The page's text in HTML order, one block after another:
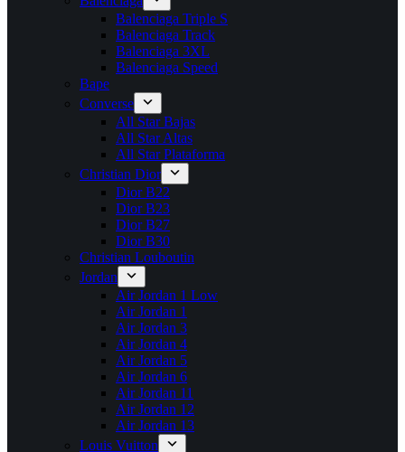
Balenciaga Triple S
Balenciaga Track
Balenciaga 3XL
Balenciaga Speed
Bape
Converse
All Star Bajas
All Star Altas
All Star Plataforma
Christian Dior
Dior B22
Dior B23
Dior B27
Dior B30
Christian Louboutin
Jordan
Air Jordan 1 Low
Air Jordan 1
Air Jordan 3
Air Jordan 4
Air Jordan 5
Air Jordan 6
Air Jordan 11
Air Jordan 12
Air Jordan 13
Louis Vuitton